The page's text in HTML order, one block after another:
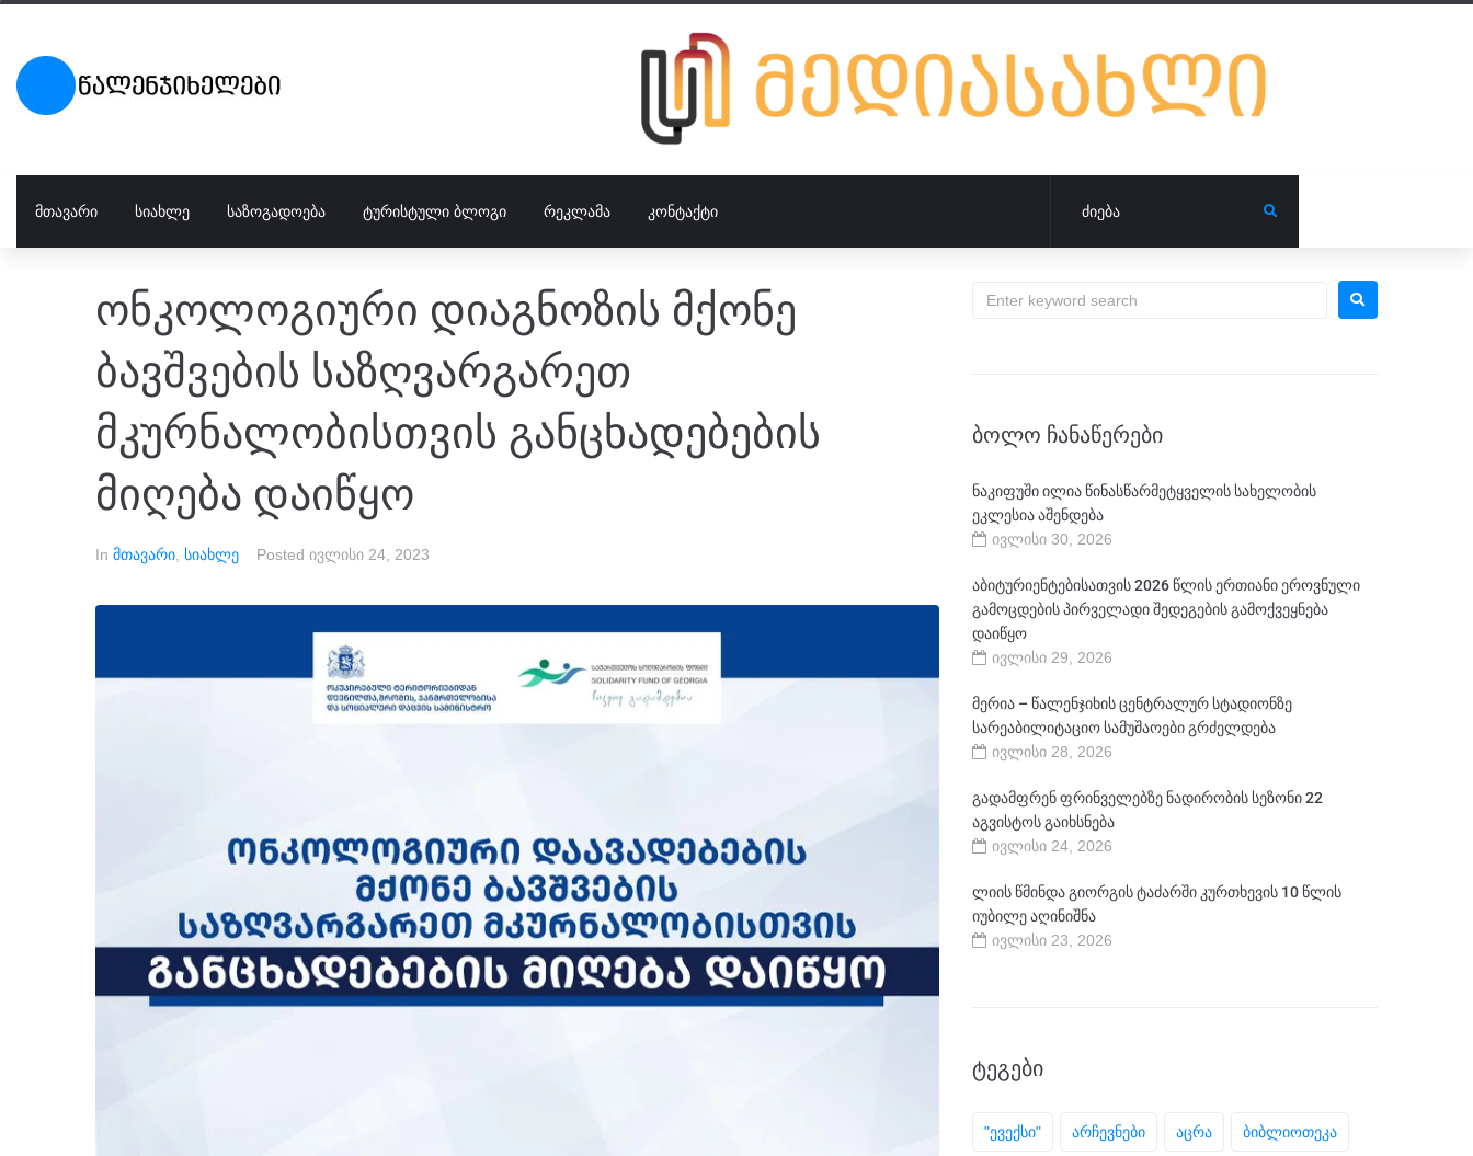
ᲛᲗᲐᲕᲐᲠᲘ ᲡᲘᲐᲮᲚᲔ ᲡᲐᲖᲝᲒᲐᲓᲝᲔᲑᲐ ᲢᲣᲠᲘᲡᲢᲣᲚᲘ ᲑᲚᲝᲒᲘ ᲠᲔᲙᲚᲐᲛᲐ ᲙᲝᲜᲢᲐᲥᲢᲘ
ონკოლოგიური დიაგნოზის მქონე
ბავშვების საზღვარგარეთ
მკურნალობისთვის განცხადებების
მიღება დაიწყო
In მთავარი სიახლე Posted ივლისი 24, 2023
ᲑᲝᲚᲝ ᲩᲐᲜᲐᲬᲔᲠᲔᲑᲘ
ნაკიფუში ილია წინასწარმეტყველის სახელობის
ეკლესია აშენდება
ივლისი 30, 2026
აბიტურიენტებისათვის 2026 წლის ერთიანი ეროვნული
გამოცდების პირველადი შედეგების გამოქვეყნება
დაიწყო
ივლისი 29, 2026
მერია – წალენჯიხის ცენტრალურ სტადიონზე
სარეაბილიტაციო სამუშაოები გრძელდება
ივლისი 28, 2026
გადამფრენ ფრინველებზე ნადირობის სეზონი 22
აგვისტოს გაიხსნება
ივლისი 24, 2026
ლიის წმინდა გიორგის ტაძარში კურთხევის 10 წლის
იუბილე აღინიშნა
ივლისი 23, 2026
ᲢᲔᲒᲔᲑᲘ
"ევექსი" არჩევნები აცრა ბიბლიოთეკა